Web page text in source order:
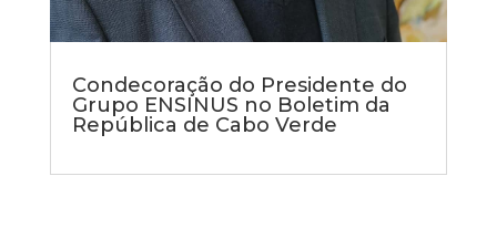
Condecoração do Presidente do
Grupo ENSINUS no Boletim da
República de Cabo Verde